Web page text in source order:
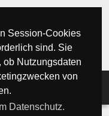
Session-Cookies
sind. Sie
ob Nutzungsdaten
von
Datenschutz.